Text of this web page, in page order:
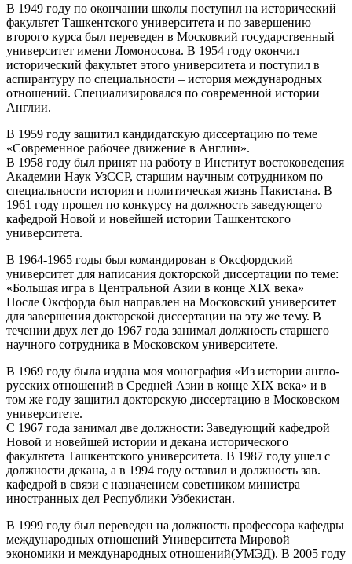
В 1949 году по окончании школы поступил на исторический
факультет Ташкентского университета и по завершению
второго курса был переведен в Московкий государственный
университет имени Ломоносова. В 1954 году окончил
исторический факультет этого университета и поступил в
аспирантуру по специальности – история международных
отношений. Специализировался по современной истории
Англии.
В 1959 году защитил кандидатскую диссертацию по теме
«Современное рабочее движение в Англии».
В 1958 году был принят на работу в Институт востоковедения
Академии Наук УзССР, старшим научным сотрудником по
специальности история и политическая жизнь Пакистана. В
1961 году прошел по конкурсу на должность заведующего
кафедрой Новой и новейшей истории Ташкентского
университета.
В 1964-1965 годы был командирован в Оксфордский
университет для написания докторской диссертации по теме:
«Большая игра в Центральной Азии в конце XIX века»
После Оксфорда был направлен на Московский университет
для завершения докторской диссертации на эту же тему. В
течении двух лет до 1967 года занимал должность старшего
научного сотрудника в Московском университете.
В 1969 году была издана моя монография «Из истории англо-
русских отношений в Средней Азии в конце XIX века» и в
том же году защитил докторскую диссертацию в Московском
университете.
С 1967 года занимал две должности: Заведующий кафедрой
Новой и новейшей истории и декана исторического
факультета Ташкентского университета. В 1987 году ушел с
должности декана, а в 1994 году оставил и должность зав.
кафедрой в связи с назначением советником министра
иностранных дел Республики Узбекистан.
В 1999 году был переведен на должность профессора кафедры
международных отношений Университета Мировой
экономики и международных отношений(УМЭД). В 2005 году